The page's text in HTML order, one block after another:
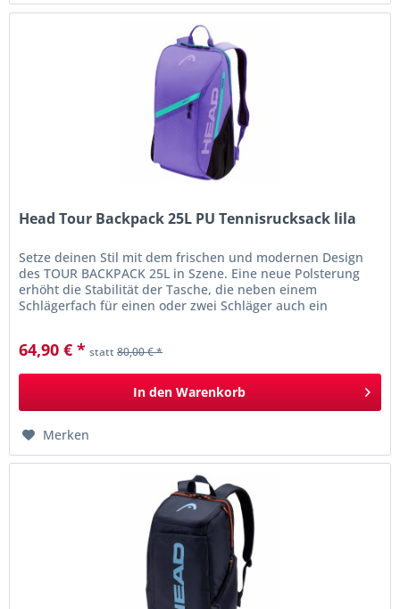
Head Tour Backpack 25L PU Tennisrucksack lila
Setze deinen Stil mit dem frischen und modernen Design
des TOUR BACKPACK 25L in Szene. Eine neue Polsterung
erhöht die Stabilität der Tasche, die neben einem
Schlägerfach für einen oder zwei Schläger auch ein
64,90 € * statt80,00 € *
In den Warenkorb
Merken